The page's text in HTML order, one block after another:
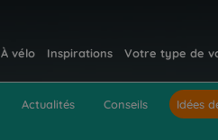
À vélo Inspirations Votre type de
Actualités Conseils Idées